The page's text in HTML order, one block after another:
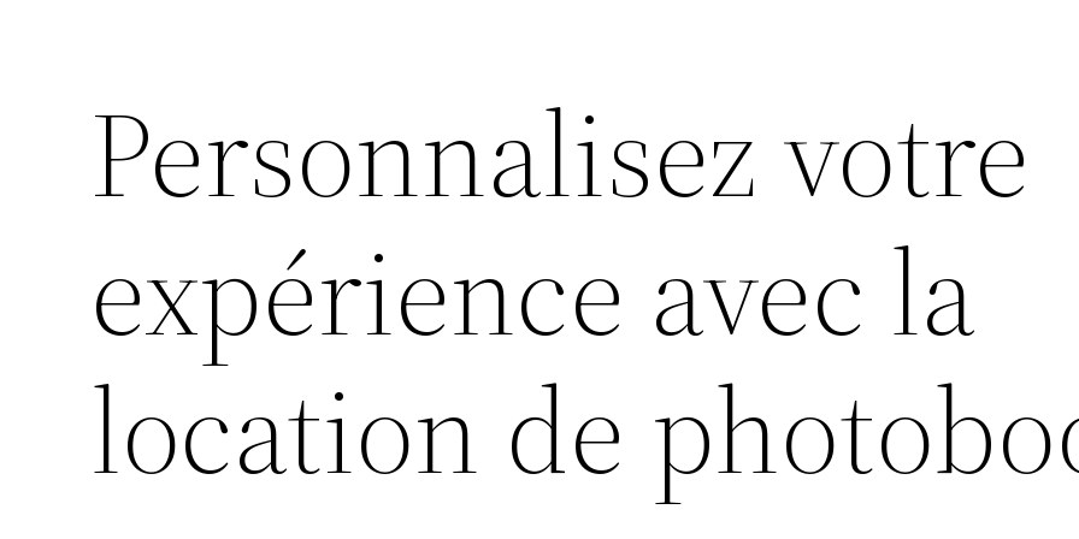
Personnalisez votre
expérience avec la
location de